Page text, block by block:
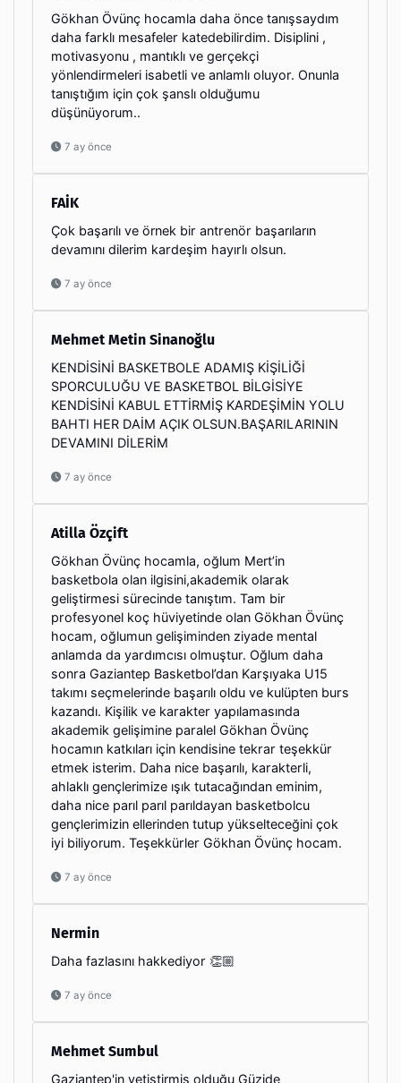
Gökhan Övünç hocamla daha önce tanışsaydım
daha farklı mesafeler katedebilirdim. Disiplini ,
motivasyonu , mantıklı ve gerçekçi
yönlendirmeleri isabetli ve anlamlı oluyor. Onunla
tanıştığım için çok şanslı olduğumu
düşünüyorum..
7 ay önce
FAİK
Çok başarılı ve örnek bir antrenör başarıların
devamını dilerim kardeşim hayırlı olsun.
7 ay önce
Mehmet Metin Sinanoğlu
KENDİSİNİ BASKETBOLE ADAMIŞ KİŞİLİĞİ
SPORCULUĞU VE BASKETBOL BİLGİSİYE
KENDİSİNİ KABUL ETTİRMİŞ KARDEŞİMİN YOLU
BAHTI HER DAİM AÇIK OLSUN.BAŞARILARININ
DEVAMINI DİLERİM
7 ay önce
Atilla Özçift
Gökhan Övünç hocamla, oğlum Mert’in
basketbola olan ilgisini,akademik olarak
geliştirmesi sürecinde tanıştım. Tam bir
profesyonel koç hüviyetinde olan Gökhan Övünç
hocam, oğlumun gelişiminden ziyade mental
anlamda da yardımcısı olmuştur. Oğlum daha
sonra Gaziantep Basketbol’dan Karşıyaka U15
takımı seçmelerinde başarılı oldu ve kulüpten burs
kazandı. Kişilik ve karakter yapılamasında
akademik gelişimine paralel Gökhan Övünç
hocamın katkıları için kendisine tekrar teşekkür
etmek isterim. Daha nice başarılı, karakterli,
ahlaklı gençlerimize ışık tutacağından eminim,
daha nice parıl parıl parıldayan basketbolcu
gençlerimizin ellerinden tutup yükselteceğini çok
iyi biliyorum. Teşekkürler Gökhan Övünç hocam.
7 ay önce
Nermin
Daha fazlasını hakkediyor 👏🏼
7 ay önce
Mehmet Sumbul
Gaziantep'in yetiştirmiş olduğu Güzide